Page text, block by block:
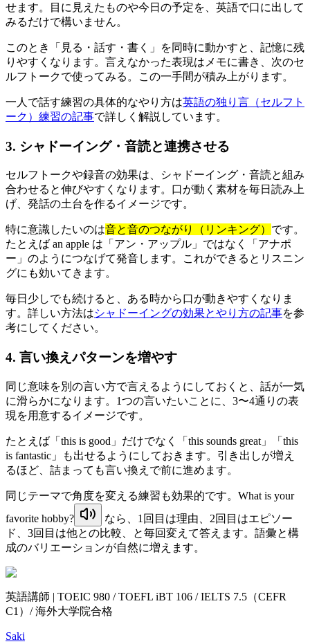
せます。目に見えたものや今日の予定を、英語で口に出して
みるだけで構いません。
このとき「見る・話す・書く」を同時に動かすと、記憶に残
りやすくなります。言えなかった表現はメモに書き、次のセ
ルフトークで使ってみる。この一手間が積み上がります。
一人で話す練習の具体的なやり方は英語の独り言（セルフト
ーク）練習の記事で詳しく解説しています。
3. シャドーイング・音読と連携させる
セルフトークや録音の効果は、シャドーイング・音読と組み
合わせると伸びやすくなります。口が動く素材を毎日読み上
げ、発話の土台を作るイメージです。
特に意識したいのは音と音のつながり（リンキング） です。
たとえば an apple は「アン・アップル」ではなく「アナポ
ー」のようにつなげて発音します。これができるとリスニン
グにも効いてきます。
毎日少しでも続けると、ある時から口が動きやすくなりま
す。詳しい方法はシャドーイングの効果とやり方の記事を参
考にしてください。
4. 言い換えパターンを増やす
同じ意味を別の言い方で言えるようにしておくと、話が一気
に滑らかになります。1つの言いたいことに、3〜4通りの表
現を用意するイメージです。
たとえば「this is good」だけでなく「this sounds great」「this
is fantastic」も出せるようにしておきます。引き出しが増え
るほど、詰まっても言い換えで前に進めます。
同じテーマで角度を変える練習も効果的です。 What is your
favorite hobby?
なら、1回目は理由、2回目はエピソー
ド、3回目は他との比較、と毎回変えて答えます。語彙と構
成のバリエーションが自然に増えます。
英語講師 | TOEIC 980 / TOEFL iBT 106 / IELTS 7.5（CEFR
C1）/ 海外大学院合格
Saki